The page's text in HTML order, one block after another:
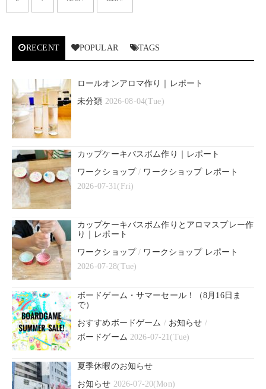
RECENT POPULAR TAGS
ロールオンアロマ作り｜レポート
未分類 2026-08-04(Tue)
カップケーキバスボム作り｜レポート
ワークショップ/ ワークショップ レポート
2026-07-31(Fri)
カップケーキバスボム作りとアロマスプレー作
り｜レポート
ワークショップ/ ワークショップ レポート
2026-07-28(Tue)
ボードゲーム・サマーセール！（8月16日ま
で）
おすすめボードゲーム / お知らせ /
ボードゲーム 2026-07-21(Tue)
夏季休暇のお知らせ
お知らせ 2026-07-20(Mon)